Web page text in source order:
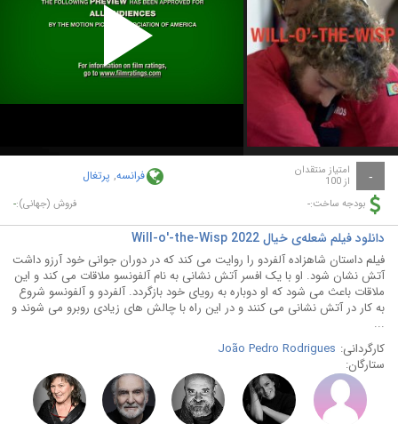
Play
Video
- امتیاز منتقدان
از 100 فرانسه, پرتغال
بودجه ساخت:- فروش (جهانی):-
دانلود فیلم شعله‌ی خیال Will-o'-the-Wisp 2022
فیلم داستان شاهزاده آلفردو را روایت می کند که در دوران جوانی خود آرزو داشت
آتش نشان شود. او با یک افسر آتش نشانی به نام آلفونسو ملاقات می کند و این
ملاقات باعث می شود که او دوباره به رویای خود بازگردد. آلفردو و آلفونسو شروع
به کار در آتش نشانی می کنند و در این راه با چالش های زیادی روبرو می شوند و
...
کارگردانی: João Pedro Rodrigues
ستارگان: